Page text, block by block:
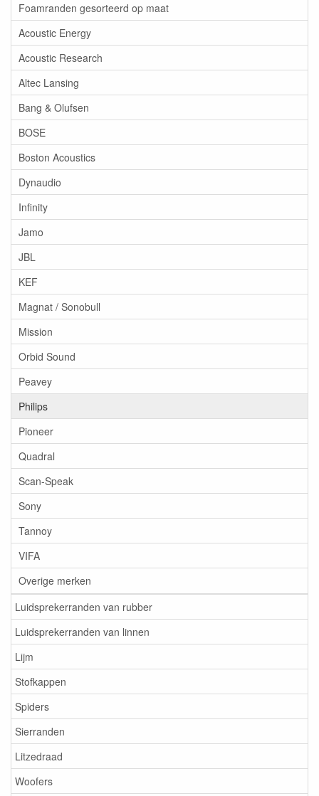
Foamranden gesorteerd op maat
Acoustic Energy
Acoustic Research
Altec Lansing
Bang & Olufsen
BOSE
Boston Acoustics
Dynaudio
Infinity
Jamo
JBL
KEF
Magnat / Sonobull
Mission
Orbid Sound
Peavey
Philips
Pioneer
Quadral
Scan-Speak
Sony
Tannoy
VIFA
Overige merken
Luidsprekerranden van rubber
Luidsprekerranden van linnen
Lijm
Stofkappen
Spiders
Sierranden
Litzedraad
Woofers